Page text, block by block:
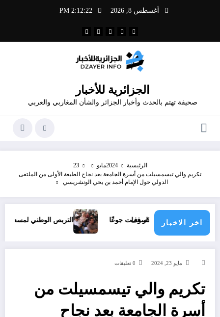
أغسطس 8, 2026 2:12:22 PM
الجزائرية للأخبار
صحيفة تهتم بالحدث وأخبار الجزائر والشأن المغاربي والعربي
الرئيسية 2024مايو
23
تكريم والي تيسمسيلت من أسرة الجامعة بعد نجاح الطبعة الأولى من الملتقى
الدولي حول الإمام أحمد بن يحي الونشريسي
اخر الاخبار
تفلسف الحمار فمات جوعًا التربص الوطني لمسعفي الأندية
مايو 23, 2024 0 تعليقات
تكريم والي تيسمسيلت من
أسرة الجامعة بعد نجاح